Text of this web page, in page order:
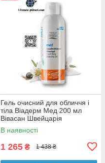
Гель очисний для обличчя і
тіла Віадерм Мед 200 мл
Вівасан Швейцарія
В наявності
1 265 ₴ 1 438 ₴